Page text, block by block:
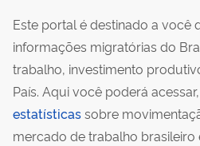
Este portal é destinado a você
informações migratórias do
trabalho, investimento
País. Aqui você poderá
estatísticassobre
mercado de trabalho brasileiro